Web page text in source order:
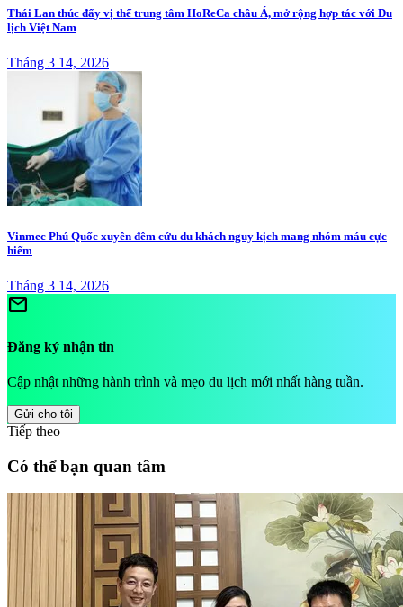
Thái Lan thúc đẩy vị thế trung tâm HoReCa châu Á, mở rộng hợp tác với Du
lịch Việt Nam
Tháng 3 14, 2026
Vinmec Phú Quốc xuyên đêm cứu du khách nguy kịch mang nhóm máu cực
hiếm
Tháng 3 14, 2026
mail
Đăng ký nhận tin
Cập nhật những hành trình và mẹo du lịch mới nhất hàng tuần.
Gửi cho tôi
Tiếp theo
Có thể bạn quan tâm